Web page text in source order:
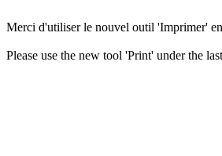
Merci d'utiliser le nouvel outil 'Imprimer'
Please use the new tool 'Print' under the